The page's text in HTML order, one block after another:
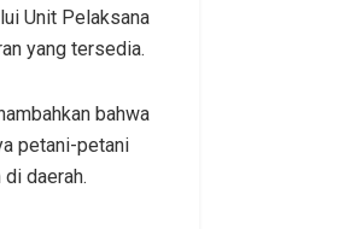
Unit Pelaksana
yang tersedia.
bahwa
petani-petani
daerah.